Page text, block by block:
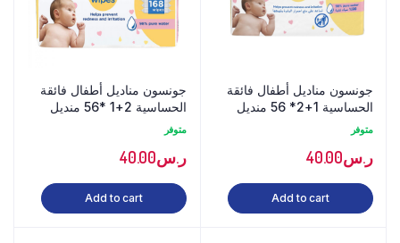
جونسون مناديل أطفال فائقة
الحساسية 1+2* 56 منديل
متوفر
ر.س40.00
Add to cart
جونسون مناديل أطفال فائقة
الحساسية 2+1 *56 منديل
متوفر
ر.س40.00
Add to cart